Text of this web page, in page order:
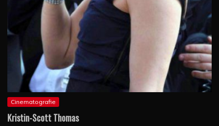
Cinematografie
Kristin-Scott Thomas